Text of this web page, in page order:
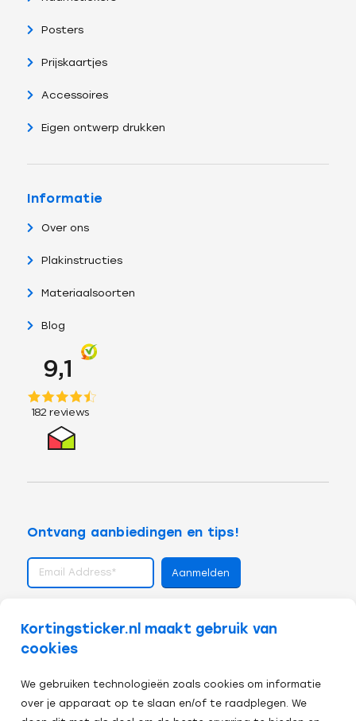
Kortingsticker.nl maakt gebruik van
cookies
We gebruiken technologieën zoals cookies om informatie
over je apparaat op te slaan en/of te raadplegen. We
Posters
Prijskaartjes
Accessoires
Eigen ontwerp drukken
Informatie
Over ons
Plakinstructies
Materiaalsoorten
Blog
Ontvang aanbiedingen en tips!